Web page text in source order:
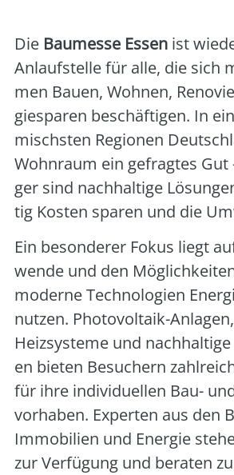
Die Bau­mes­se Essen ist
Anlauf­stel­le für alle, die sich
men Bau­en, Woh­nen,
gie­spa­ren beschäf­ti­gen. In
mischs­ten Regio­nen
Wohn­raum ein gefrag­tes
ger sind nach­hal­ti­ge
tig Kos­ten spa­ren und die
Ein beson­de­rer Fokus liegt
wen­de und den
moder­ne Tech­no­lo­gien
nut­zen. Pho­to­vol­ta­ik-
Heiz­sys­te­me und
en bie­ten Besu­chern
für ihre indi­vi­du­el­len Bau-
vor­ha­ben. Exper­ten aus den
Immo­bi­li­en und Ener­gie
zur Ver­fü­gung und bera­ten